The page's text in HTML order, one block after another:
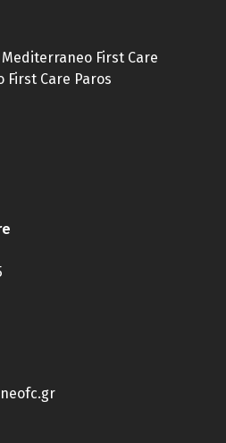
Mediterraneo First Care
First Care Paros